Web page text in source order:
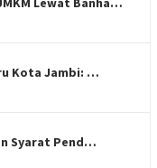
Kota Jambi: …
Syarat Pend…